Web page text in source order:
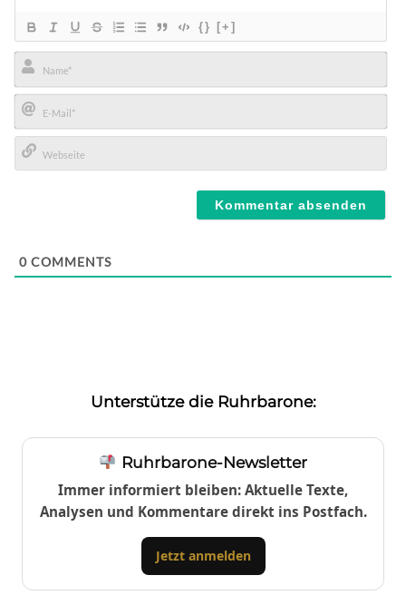
{} [+]
Name*
E-
Mail*
0 COMMENTS
Unterstütze die Ruhrbarone:
Ruhrbarone-Newsletter
Immer informiert bleiben: Aktuelle Texte,
Analysen und Kommentare direkt ins Postfach.
Jetzt anmelden